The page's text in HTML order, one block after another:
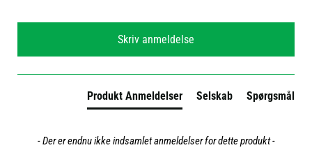
Skriv anmeldelse
Produkt Anmeldelser Selskab Spørgsmål
- Der er endnu ikke indsamlet anmeldelser for dette produkt -